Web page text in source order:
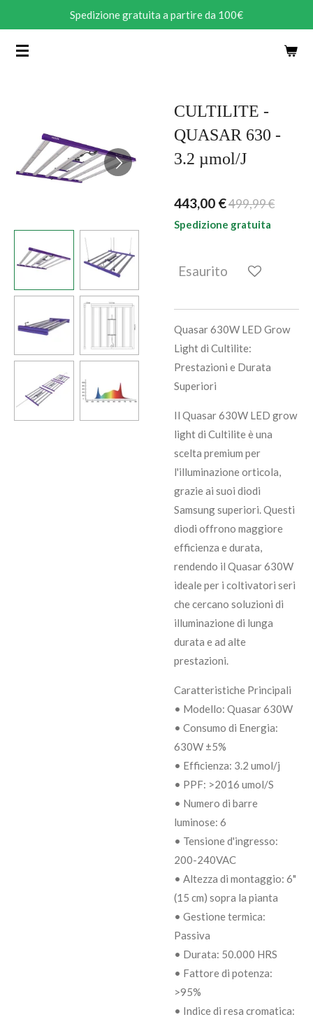
contenuto
Spedizione gratuita a partire da 100€
CULTILITE -
QUASAR 630 -
3.2 µmol/J
443,00 €499,99 €
Spedizione gratuita
Esaurito
Quasar 630W LED Grow
Light di Cultilite:
Prestazioni e Durata
Superiori
Il Quasar 630W LED grow
light di Cultilite è una
scelta premium per
l'illuminazione orticola,
grazie ai suoi diodi
Samsung superiori. Questi
diodi offrono maggiore
efficienza e durata,
rendendo il Quasar 630W
ideale per i coltivatori seri
che cercano soluzioni di
illuminazione di lunga
durata e ad alte
prestazioni.
Caratteristiche Principali
• Modello: Quasar 630W
• Consumo di Energia:
630W ±5%
• Efficienza: 3.2 umol/j
• PPF: >2016 umol/S
• Numero di barre
luminose: 6
• Tensione d'ingresso:
200-240VAC
• Altezza di montaggio: 6"
(15 cm) sopra la pianta
• Gestione termica:
Passiva
• Durata: 50.000 HRS
• Fattore di potenza:
>95%
• Indice di resa cromatica: